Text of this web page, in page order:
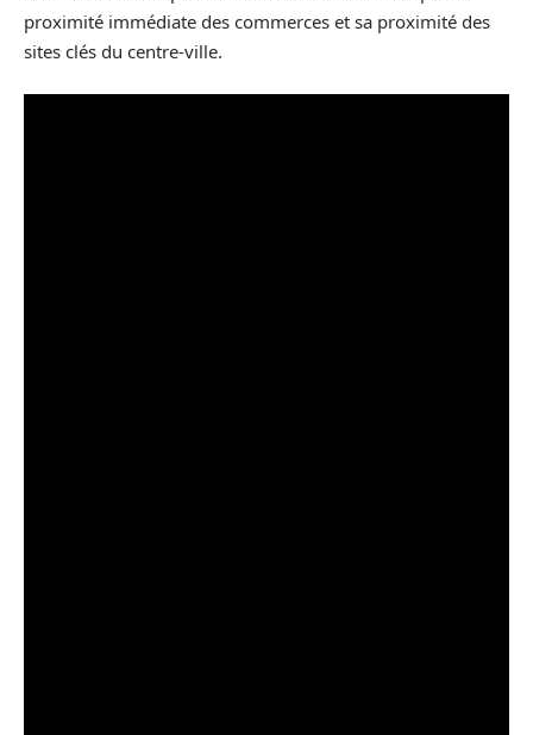
proximité immédiate des commerces et sa proximité des
sites clés du centre-ville.